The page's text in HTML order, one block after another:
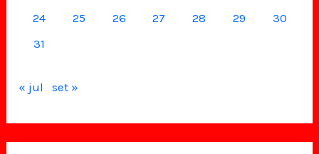
24
25 26 27 28 29
30
31
« jul set »